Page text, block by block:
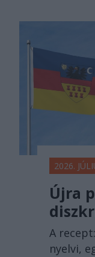
2026.
Újra
A
nyelvi,